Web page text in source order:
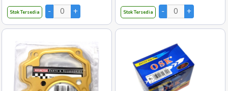
Stok Tersedia Stok Tersedia